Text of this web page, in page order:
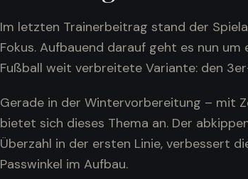
Im letzten Trainerbeitrag stand der
Fokus. Aufbauend darauf geht es nun
Fußball weit verbreitete Variante: den
Gerade in der Wintervorbereitung – mit
bietet sich dieses Thema an. Der
Überzahl in der ersten Linie, verbessert
Passwinkel im Aufbau.